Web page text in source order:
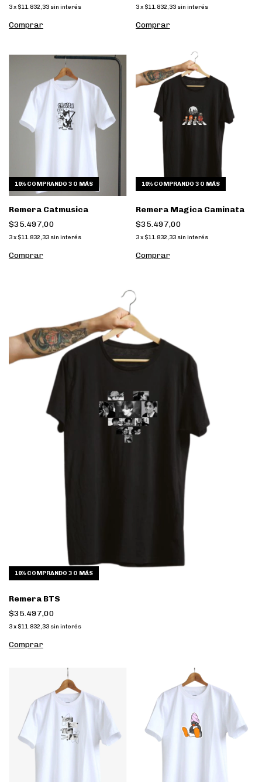
3x $11.832,33 sin interés
Comprar
3 x $11.832,33 sin interés
Comprar
10% COMPRANDO 3 O MÁS
Remera Catmusica
$35.497,00
3x $11.832,33 sin interés
Comprar
10% COMPRANDO 3 O MÁS
Remera Magica Caminata
$35.497,00
3 x $11.832,33 sin interés
Comprar
10% COMPRANDO 3 O MÁS
Remera BTS
$35.497,00
3x $11.832,33 sin interés
Comprar